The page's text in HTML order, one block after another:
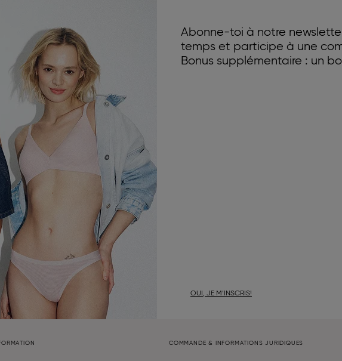
Abonne-toi à notre
temps et participe à une
Bonus supplémentaire : un
OUI, JE M’INSCRIS!
COMMANDE & INFORMATIONS JURIDIQUES